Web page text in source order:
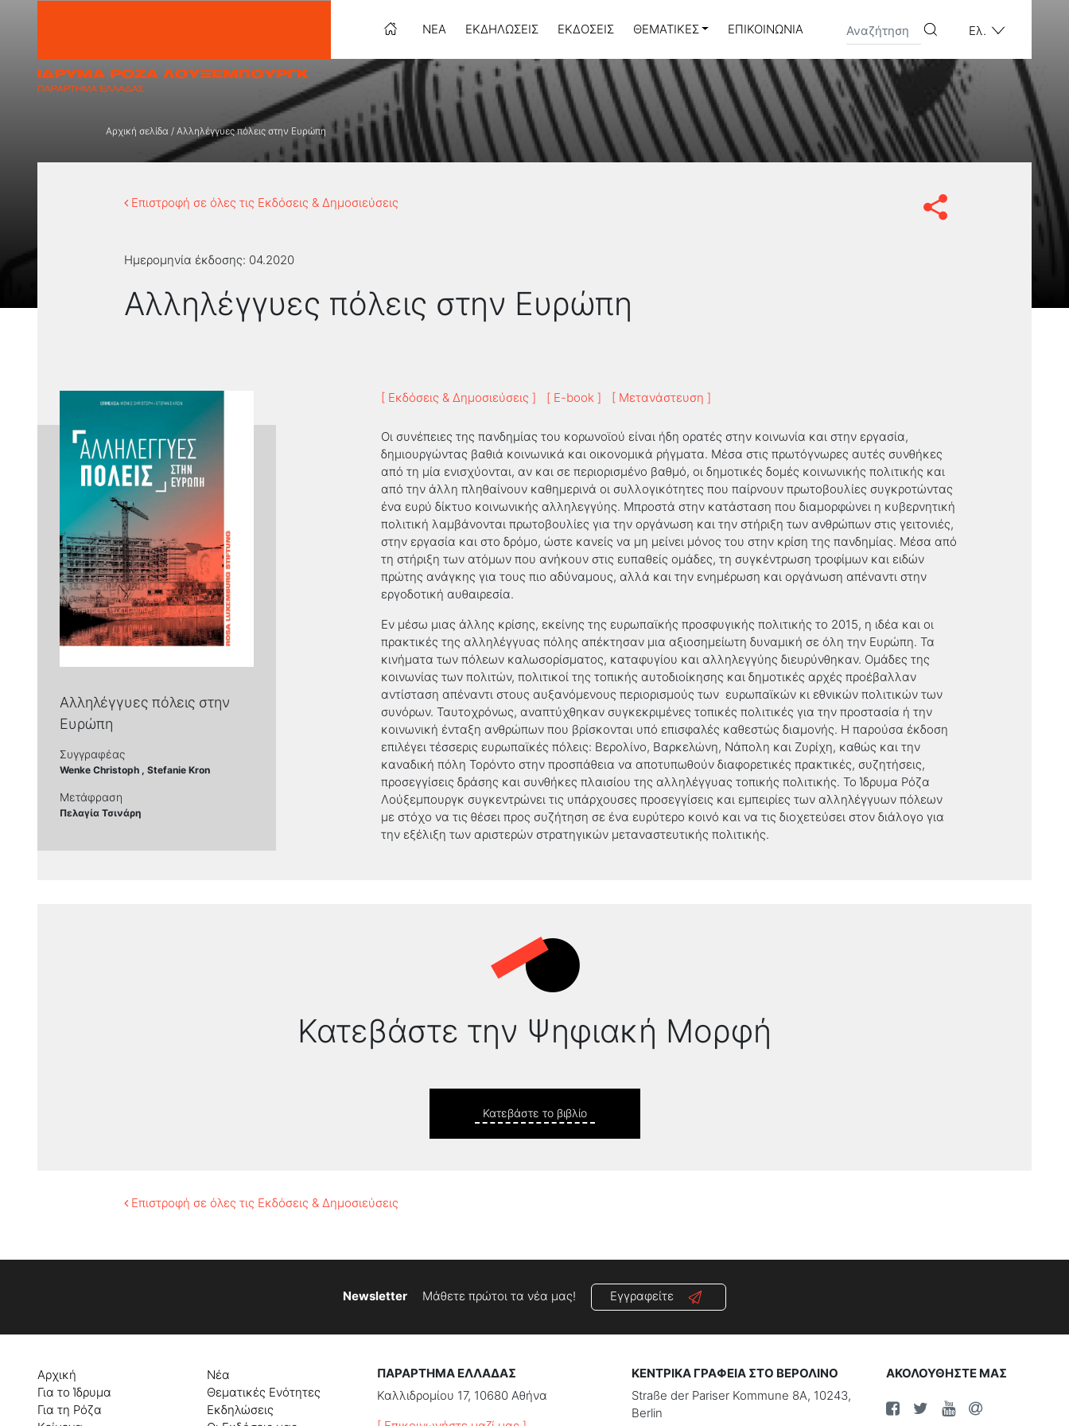
ΝΈΑ
ΕΚΔΗΛΏΣΕΙΣ ΕΚΔΌΣΕΙΣ ΘΕΜΑΤΙΚΈΣ ΕΠΙΚΟΙΝΩΝΊΑ Ελ.
Αρχική σελίδα / Αλληλέγγυες πόλεις στην Ευρώπη
Επιστροφή σε όλες τις Εκδόσεις & Δημοσιεύσεις
Ημερομηνία έκδοσης: 04.2020
Αλληλέγγυες πόλεις στην Ευρώπη
Αλληλέγγυες πόλεις στην
Ευρώπη
Συγγραφέας
Wenke Christoph , Stefanie Kron
Μετάφραση
Πελαγία Τσινάρη
[ Εκδόσεις & Δημοσιεύσεις ] [ E-book ] [ Μετανάστευση ]
Οι συνέπειες της πανδημίας του κορωνοϊού είναι ήδη ορατές στην κοινωνία και στην εργασία,
δημιουργώντας βαθιά κοινωνικά και οικονομικά ρήγματα. Μέσα στις πρωτόγνωρες αυτές συνθήκες
από τη μία ενισχύονται, αν και σε περιορισμένο βαθμό, οι δημοτικές δομές κοινωνικής πολιτικής και
από την άλλη πληθαίνουν καθημερινά οι συλλογικότητες που παίρνουν πρωτοβουλίες συγκροτώντας
ένα ευρύ δίκτυο κοινωνικής αλληλεγγύης. Μπροστά στην κατάσταση που διαμορφώνει η κυβερνητική
πολιτική λαμβάνονται πρωτοβουλίες για την οργάνωση και την στήριξη των ανθρώπων στις γειτονιές,
στην εργασία και στο δρόμο, ώστε κανείς να μη μείνει μόνος του στην κρίση της πανδημίας. Μέσα από
τη στήριξη των ατόμων που ανήκουν στις ευπαθείς ομάδες, τη συγκέντρωση τροφίμων και ειδών
πρώτης ανάγκης για τους πιο αδύναμους, αλλά και την ενημέρωση και οργάνωση απέναντι στην
εργοδοτική αυθαιρεσία.
Εν μέσω μιας άλλης κρίσης, εκείνης της ευρωπαϊκής προσφυγικής πολιτικής το 2015, η ιδέα και οι
πρακτικές της αλληλέγγυας πόλης απέκτησαν μια αξιοσημείωτη δυναμική σε όλη την Ευρώπη. Τα
κινήματα των πόλεων καλωσορίσματος, καταφυγίου και αλληλεγγύης διευρύνθηκαν. Ομάδες της
κοινωνίας των πολιτών, πολιτικοί της τοπικής αυτοδιοίκησης και δημοτικές αρχές προέβαλλαν
αντίσταση απέναντι στους αυξανόμενους περιορισμούς των ευρωπαϊκών κι εθνικών πολιτικών των
συνόρων. Ταυτοχρόνως, αναπτύχθηκαν συγκεκριμένες τοπικές πολιτικές για την προστασία ή την
κοινωνική ένταξη ανθρώπων που βρίσκονται υπό επισφαλές καθεστώς διαμονής. Η παρούσα έκδοση
επιλέγει τέσσερις ευρωπαϊκές πόλεις: Βερολίνο, Βαρκελώνη, Νάπολη και Ζυρίχη, καθώς και την
καναδική πόλη Τορόντο στην προσπάθεια να αποτυπωθούν διαφορετικές πρακτικές, συζητήσεις,
προσεγγίσεις δράσης και συνθήκες πλαισίου της αλληλέγγυας τοπικής πολιτικής. Το Ίδρυμα Ρόζα
Λούξεμπουργκ συγκεντρώνει τις υπάρχουσες προσεγγίσεις και εμπειρίες των αλληλέγγυων πόλεων
με στόχο να τις θέσει προς συζήτηση σε ένα ευρύτερο κοινό και να τις διοχετεύσει στον διάλογο για
την εξέλιξη των αριστερών στρατηγικών μεταναστευτικής πολιτικής.
Κατεβάστε την Ψηφιακή Μορφή
Κατεβάστε το βιβλίο
Επιστροφή σε όλες τις Εκδόσεις & Δημοσιεύσεις
Newsletter Μάθετε πρώτοι τα νέα μας! Εγγραφείτε
Αρχική
Για το Ίδρυμα
Για τη Ρόζα
Νέα
Θεματικές Ενότητες
Εκδηλώσεις
ΠΑΡΑΡΤΗΜΑ ΕΛΛΑΔΑΣ
Καλλιδρομίου 17, 10680 Αθήνα
ΚΕΝΤΡΙΚΑ ΓΡΑΦΕΙΑ ΣΤΟ ΒΕΡΟΛΙΝΟ
Straße der Pariser Kommune 8A, 10243,
Berlin
ΑΚΟΛΟΥΘΗΣΤΕ ΜΑΣ